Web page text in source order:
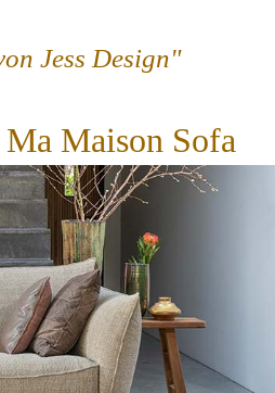
Jess Design"
Maison Sofa